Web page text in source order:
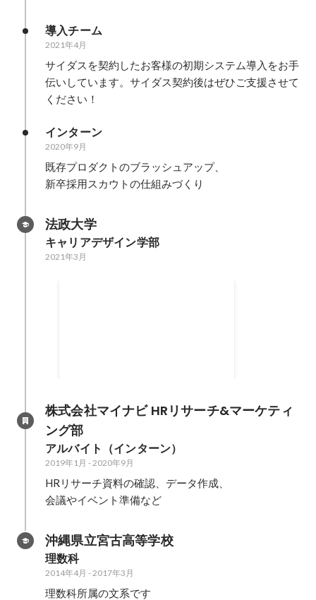
導入チーム
2021年4月
サイダスを契約したお客様の初期システム導入をお手
伝いしています。サイダス契約後はぜひご支援させて
ください！
インターン
2020年9月
既存プロダクトのブラッシュアップ、
新卒採用スカウトの仕組みづくり
法政大学
キャリアデザイン学部
2021年3月
した！
株式会社マイナビ HRリサーチ&マーケティ
ング部
アルバイト（インターン）
2019年1月 -2020年9月
HRリサーチ資料の確認、データ作成、
会議やイベント準備など
沖縄県立宮古高等学校
理数科
2014年4月 -2017年3月
理数科所属の文系です